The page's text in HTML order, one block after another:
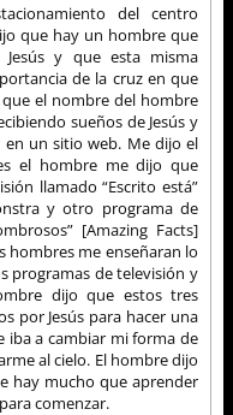
del centro
que hay un hombre que
Jesús y que esta misma
de la cruz en que
el nombre del hombre
sueños de Jesús y
un sitio web. Me dijo el
el hombre me dijo que
llamado “Escrito está”
y otro programa de
[Amazing Facts]
hombres me enseñaran lo
programas de televisión y
dijo que estos tres
por Jesús para hacer una
a cambiar mi forma de
al cielo. El hombre dijo
hay mucho que aprender
comenzar.